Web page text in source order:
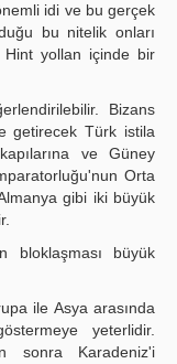
idi ve bu gerçek
bu nitelik onları
Hint yollan içinde bir
Bizans
getirecek Türk istila
ve Güney
Orta
gibi iki büyük
bloklaşması büyük
ile Asya arasında
yeterlidir.
sonra Karadeniz'i